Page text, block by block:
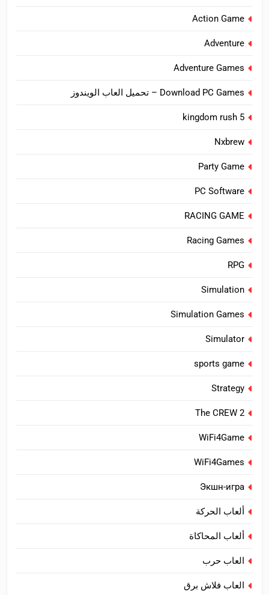
Action Game
Adventure
Adventure Games
Download PC Games – تحميل العاب الويندوز
kingdom rush 5
Nxbrew
Party Game
PC Software
RACING GAME
Racing Games
RPG
Simulation
Simulation Games
Simulator
sports game
Strategy
The CREW 2
WiFi4Game
WiFi4Games
Экшн-игра
ألعاب الحركة
ألعاب المحاكاة
العاب حرب
العاب فلاش برق